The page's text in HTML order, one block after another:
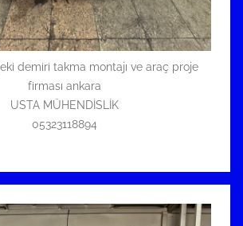
demiri takma montajı ve araç proje
firması ankara
USTA MÜHENDİSLİK
05323118894